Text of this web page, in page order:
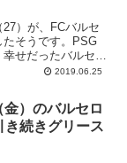
）が、FCバルセ
たそうです。PSG
せだったバルセロ
―。そんなネイには
2019.06.25
）のバルセロ
き続きグリース